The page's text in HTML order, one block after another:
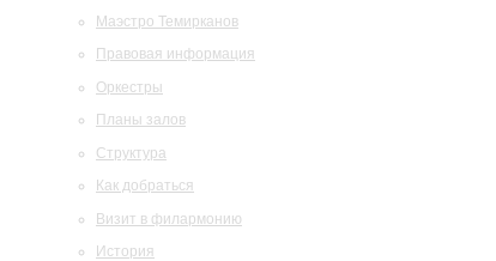
Маэстро Темирканов
Правовая информация
Оркестры
Планы залов
Структура
Как добраться
Визит в филармонию
История